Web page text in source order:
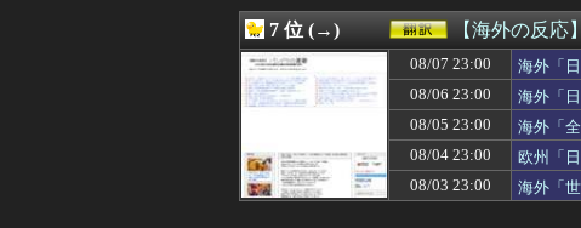
08/08 19:40
【動画】ラッキース
08/08 19:40
客から『あんたが無
08/08 19:40
【悲報】FIFA会長、
08/08 19:40
【速報】ひろゆき、
08/08 19:40
【画像】顔100点、
基地害パヨク「出て
08/08 19:40
TOKYOFM公式の賀
08/08 19:40
【しつけぇｗ】中国
08/08 19:39
私「15年共働きで貯
7 位 (→) 【海外の反
08/07 23:00
海外「
08/06 23:00
海外「
08/05 23:00
海外「
08/04 23:00
欧州「
08/03 23:00
海外「